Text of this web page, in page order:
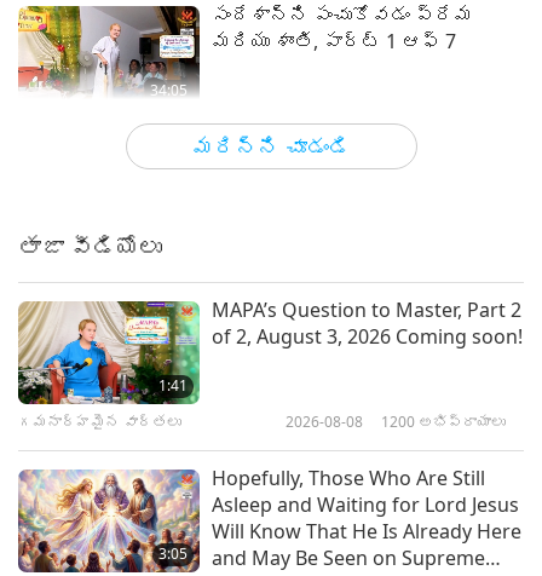
మరిన్ని చూడండి
34:05
సందేశాన్ని పంచుకోవడం ప్రేమ
మరియు శాంతి, పార్ట్ 1 ఆఫ్ 7
మాస్టర్ మరియు శిష్యుల మధ్య 2023-06-15 7226
35:53
35:42
ఆరిజిన్ అండ్ ఎవల్యూషన్
మాస్టర్ కథలు చెబుతాడు, పార్ట్ 1
ఆఫ్ 2
తాజా వీడియోలు
1:41
MAPA’s Question to Master, Part 2
of 2, August 3, 2026 Coming soon!
గమనార్హమైన వార్తలు 2026-08-08 1200 అభిప్రాయాలు
3:05
Hopefully, Those Who Are Still
Asleep and Waiting for Lord Jesus
Will Know That He Is Already Here
and May Be Seen on Supreme